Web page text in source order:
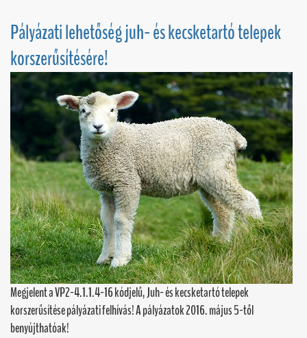
Pályázati lehetőség juh- és kecsketartó telepek
korszerűsítésére!
Megjelent a VP2-4.1.1.4-16 kódjelű, Juh- és kecsketartó telepek
korszerűsítése pályázati felhívás! A pályázatok 2016. május 5-től
benyújthatóak!